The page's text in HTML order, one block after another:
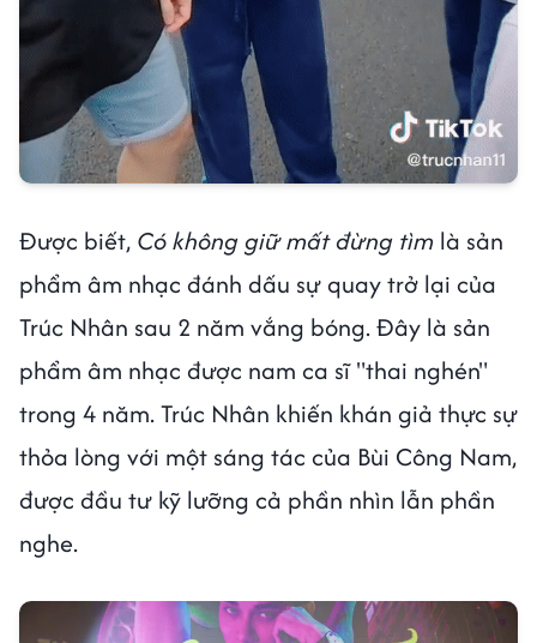
Được biết, Có không giữ mất đừng tìm là sản
phẩm âm nhạc đánh dấu sự quay trở lại của
Trúc Nhân sau 2 năm vắng bóng. Đây là sản
phẩm âm nhạc được nam ca sĩ "thai nghén"
trong 4 năm. Trúc Nhân khiến khán giả thực sự
thỏa lòng với một sáng tác của Bùi Công Nam,
được đầu tư kỹ lưỡng cả phần nhìn lẫn phần
nghe.